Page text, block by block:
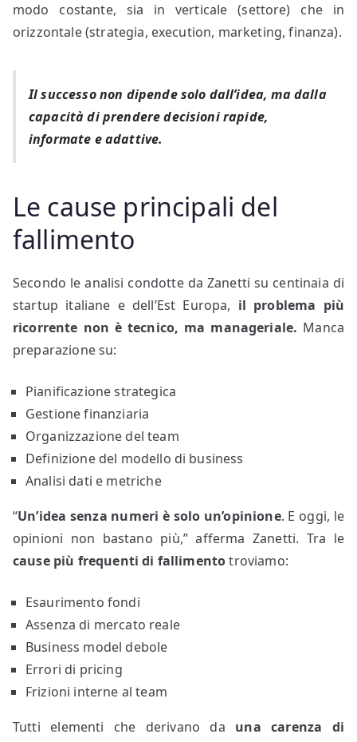
modo costante, sia in verticale (settore) che in
orizzontale (strategia, execution, marketing, finanza).
Il successo non dipende solo dall’idea, ma dalla
capacità di prendere decisioni rapide,
informate e adattive.
Le cause principali del
fallimento
Secondo le analisi condotte da Zanetti su centinaia di
startup italiane e dell’Est Europa, il problema più
ricorrente non è tecnico, ma manageriale. Manca
preparazione su:
Pianificazione strategica
Gestione finanziaria
Organizzazione del team
Definizione del modello di business
Analisi dati e metriche
“Un’idea senza numeri è solo un’opinione. E oggi, le
opinioni non bastano più,” afferma Zanetti. Tra le
cause più frequenti di fallimentotroviamo:
Esaurimento fondi
Assenza di mercato reale
Business model debole
Errori di pricing
Frizioni interne al team
Tutti elementi che derivano da una carenza di